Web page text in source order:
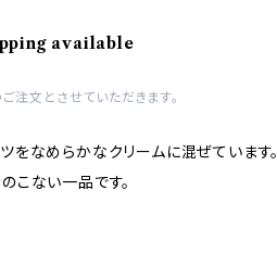
available
注文とさせていただきます。
をなめらかなクリームに混ぜています。
こない一品です。